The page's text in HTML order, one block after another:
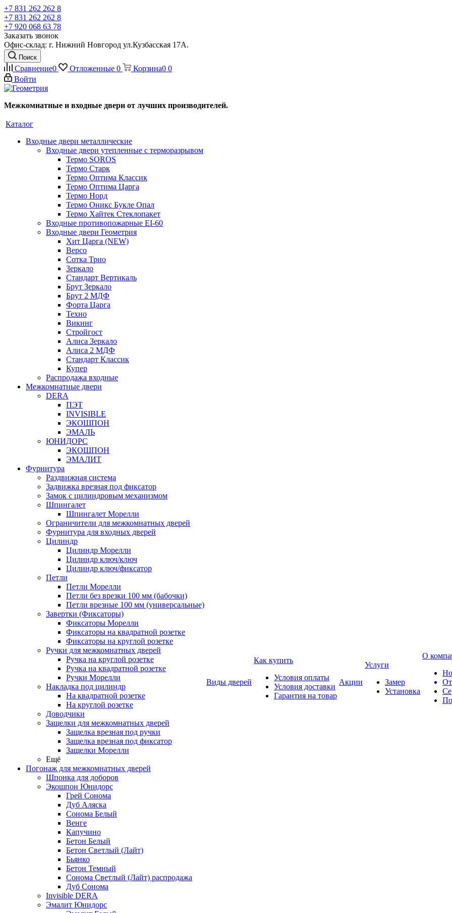
+7 831 262 262 8
+7 831 262 262 8
+7 920 068 63 78
Заказать звонок
Офис-склад: г. Нижний Новгород ул.Кузбасская 17А.
Поиск
Сравнение0 Отложенные 0 Корзина0 0
Войти
Межкомнатные и входные двери от лучших производителей.
Каталог
Входные двери металлические
Входные двери утепленные с терморазрывом
Термо SOROS
Термо Старк
Термо Оптима Классик
Термо Оптима Царга
Термо Норд
Термо Оникс Букле Опал
Термо Хайтек Стеклопакет
Входные противопожарные EI-60
Входные двери Геометрия
Хит Царга (NEW)
Версо
Сотка Трио
Зеркало
Стандарт Вертикаль
Брут Зеркало
Брут 2 МДФ
Форта Царга
Техно
Викинг
Стройгост
Алиса Зеркало
Алиса 2 МДФ
Стандарт Классик
Купер
Распродажа входные
Межкомнатные двери
DERA
ПЭТ
INVISIBLE
ЭКОШПОН
ЭМАЛЬ
ЮНИДОРС
ЭКОШПОН
ЭМАЛИТ
Фурнитура
Раздвижная система
Задвижка врезная под фиксатор
Замок с цилиндровым механизмом
Шпингалет
Шпингалет Морелли
Ограничители для межкомнатных дверей
Фурнитура для входных дверей
Цилиндр
Цилиндр Морелли
Цилиндр ключ/ключ
Цилиндр ключ/фиксатор
Петли
Петли Морелли
Петли без врезки 100 мм (бабочки)
Петли врезные 100 мм (универсальные)
Завертки (Фиксаторы)
Фиксаторы Морелли
Фиксаторы на квадратной розетке
Фиксаторы на круглой розетке
Ручки для межкомнатных дверей
Ручка на круглой розетке
Ручка на квадратной розетке
Ручки Морелли
Накладка под цилиндр
На квадратной розетке
На круглой розетке
Доводчики
Защелки для межкомнатных дверей
Защелка врезная под ручки
Защелка врезная под фиксатор
Защелки Морелли
Ещё
Погонаж для межкомнатных дверей
Шпонка для доборов
Экошпон Юнидорс
Грей Сонома
Дуб Аляска
Сонома Белый
Венге
Капучино
Бетон Белый
Бетон Светлый (Лайт)
Бьянко
Бетон Темный
Сонома Светлый (Лайт) распродажа
Дуб Сонома
Invisible DERA
Эмалит Юнидорс
Виды дверей
Как купить
Условия оплаты
Условия доставки
Гарантия на товар
Акции
Услуги
Замер
Установка
О